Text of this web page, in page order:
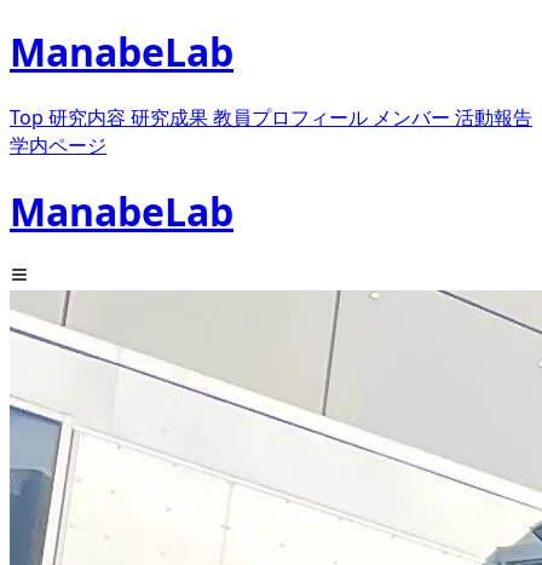
ManabeLab
Top 研究内容 研究成果教員プロフィール メンバー 活動報告
学内ページ
ManabeLab